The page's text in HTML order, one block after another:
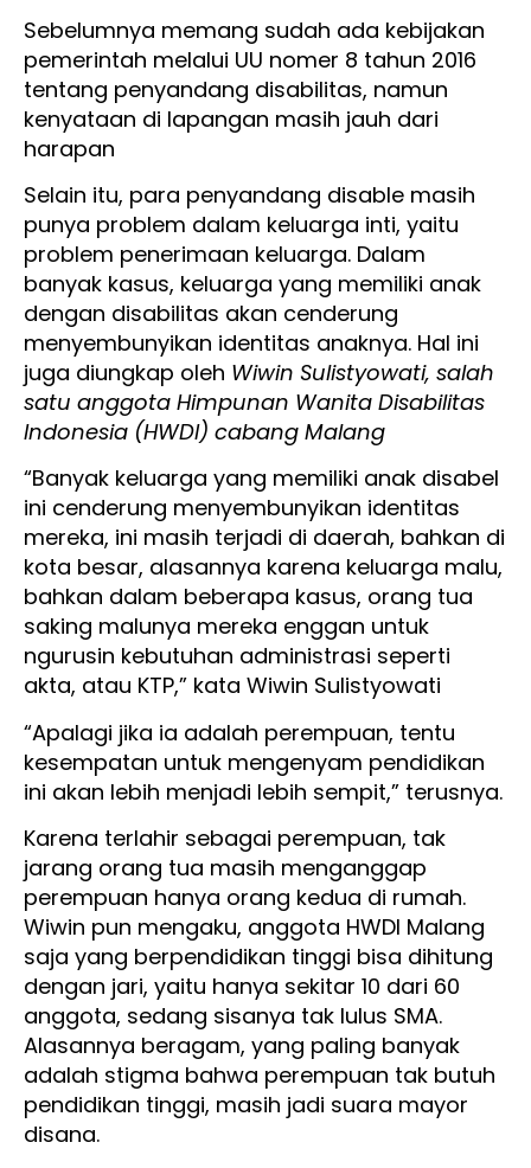
Sebelumnya memang sudah ada kebijakan
pemerintah melalui UU nomer 8 tahun 2016
tentang penyandang disabilitas, namun
kenyataan di lapangan masih jauh dari
harapan
Selain itu, para penyandang disable masih
punya problem dalam keluarga inti, yaitu
problem penerimaan keluarga. Dalam
banyak kasus, keluarga yang memiliki anak
dengan disabilitas akan cenderung
menyembunyikan identitas anaknya. Hal ini
juga diungkap oleh Wiwin Sulistyowati, salah
satu anggota Himpunan Wanita Disabilitas
Indonesia (HWDI) cabang Malang
“Banyak keluarga yang memiliki anak disabel
ini cenderung menyembunyikan identitas
mereka, ini masih terjadi di daerah, bahkan di
kota besar, alasannya karena keluarga malu,
bahkan dalam beberapa kasus, orang tua
saking malunya mereka enggan untuk
ngurusin kebutuhan administrasi seperti
akta, atau KTP,” kata Wiwin Sulistyowati
“Apalagi jika ia adalah perempuan, tentu
kesempatan untuk mengenyam pendidikan
ini akan lebih menjadi lebih sempit,” terusnya.
Karena terlahir sebagai perempuan, tak
jarang orang tua masih menganggap
perempuan hanya orang kedua di rumah.
Wiwin pun mengaku, anggota HWDI Malang
saja yang berpendidikan tinggi bisa dihitung
dengan jari, yaitu hanya sekitar 10 dari 60
anggota, sedang sisanya tak lulus SMA.
Alasannya beragam, yang paling banyak
adalah stigma bahwa perempuan tak butuh
pendidikan tinggi, masih jadi suara mayor
disana.